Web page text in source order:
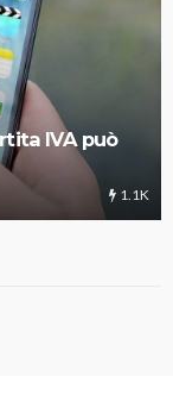
IVA può
1.1K